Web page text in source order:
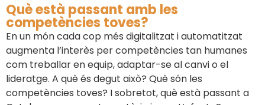
Què està passant amb les
competències toves?
En un món cada cop més digitalitzat i automatitzat
augmenta l’interès per competències tan humanes
com treballar en equip, adaptar-se al canvi o el
lideratge. A què és degut això? Què són les
competències toves? I sobretot, què està passant a